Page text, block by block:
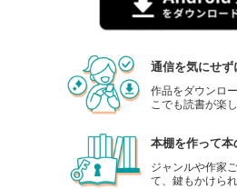
通信を気にせず
作品をダウンロ
こでも読書が楽し
本棚を作って本
ジャンルや作家
て、鍵もかけられ